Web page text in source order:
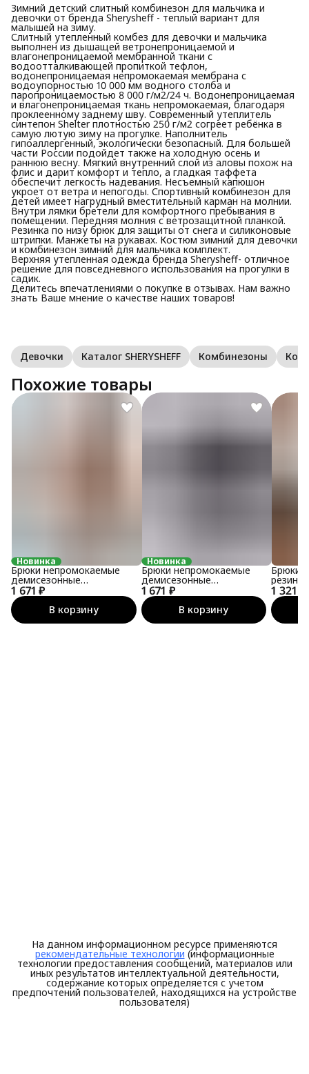
Зимний детский слитный комбинезон для мальчика и
девочки от бренда Sherysheff - теплый вариант для
малышей на зиму.
Слитный утепленный комбез для девочки и мальчика
выполнен из дышащей ветронепроницаемой и
влагонепроницаемой мембранной ткани с
водоотталкивающей пропиткой тефлон,
водонепроницаемая непромокаемая мембрана с
водоупорностью 10 000 мм водного столба и
паропроницаемостью 8 000 г/м2/24 ч. Водонепроницаемая
и влагонепроницаемая ткань непромокаемая, благодаря
проклеенному заднему шву. Современный утеплитель
синтепон Shelter плотностью 250 г/м2 согреет ребёнка в
самую лютую зиму на прогулке. Наполнитель
гипоаллергенный, экологически безопасный. Для большей
части России подойдет также на холодную осень и
раннюю весну. Мягкий внутренний слой из аловы похож на
флис и дарит комфорт и тепло, а гладкая таффета
обеспечит легкость надевания. Несъемный капюшон
укроет от ветра и непогоды. Спортивный комбинезон для
детей имеет нагрудный вместительный карман на молнии.
Внутри лямки бретели для комфортного пребывания в
помещении. Передняя молния с ветрозащитной планкой.
Резинка по низу брюк для защиты от снега и силиконовые
штрипки. Манжеты на рукавах. Костюм зимний для девочки
и комбинезон зимний для мальчика комплект.
Верхняя утепленная одежда бренда Sherysheff- отличное
решение для повседневного использования на прогулки в
садик.
Делитесь впечатлениями о покупке в отзывах. Нам важно
знать Ваше мнение о качестве наших товаров!
Девочки Каталог SHERYSHEFF Комбинезоны
Похожие товары
Новинка
1 671 ₽
Брюки непромокаемые
демисезонные
утеплённые софтшелл
В корзину
Новинка
1 671 ₽
Брюки непромокаемые
демисезонные
утеплённые софтшелл
В корзину
1 321 ₽
Брюки
резинке
На данном информационном ресурсе применяются
рекомендательные технологии (информационные
технологии предоставления сообщений, материалов или
иных результатов интеллектуальной деятельности,
содержание которых определяется с учетом
предпочтений пользователей, находящихся на устройстве
пользователя)